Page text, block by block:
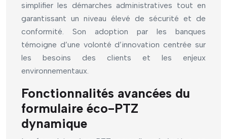
simplifier les démarches administratives tout en
garantissant un niveau élevé de sécurité et de
conformité. Son adoption par les banques
témoigne d’une volonté d’innovation centrée sur
les besoins des clients et les enjeux
environnementaux.
Fonctionnalités avancées du
formulaire éco-PTZ
dynamique